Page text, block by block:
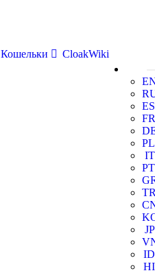
Кошельки
CloakWiki
ES
FR
PL
IT
PT
JP
ID
HI